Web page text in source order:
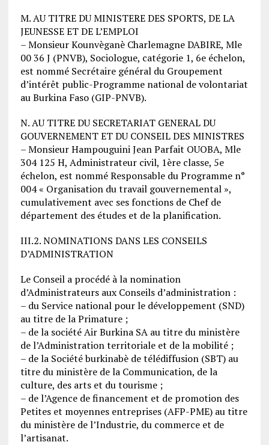
M. AU TITRE DU MINISTERE DES SPORTS, DE LA
JEUNESSE ET DE L’EMPLOI
– Monsieur Kounvèganè Charlemagne DABIRE, Mle
00 36 J (PNVB), Sociologue, catégorie 1, 6e échelon,
est nommé Secrétaire général du Groupement
d’intérêt public-Programme national de volontariat
au Burkina Faso (GIP-PNVB).
N. AU TITRE DU SECRETARIAT GENERAL DU
GOUVERNEMENT ET DU CONSEIL DES MINISTRES
– Monsieur Hampouguini Jean Parfait OUOBA, Mle
304 125 H, Administrateur civil, 1ère classe, 5e
échelon, est nommé Responsable du Programme n°
004 « Organisation du travail gouvernemental »,
cumulativement avec ses fonctions de Chef de
département des études et de la planification.
III.2. NOMINATIONS DANS LES CONSEILS
D’ADMINISTRATION
Le Conseil a procédé à la nomination
d’Administrateurs aux Conseils d’administration :
– du Service national pour le développement (SND)
au titre de la Primature ;
– de la société Air Burkina SA au titre du ministère
de l’Administration territoriale et de la mobilité ;
– de la Société burkinabè de télédiffusion (SBT) au
titre du ministère de la Communication, de la
culture, des arts et du tourisme ;
– de l’Agence de financement et de promotion des
Petites et moyennes entreprises (AFP-PME) au titre
du ministère de l’Industrie, du commerce et de
l’artisanat.